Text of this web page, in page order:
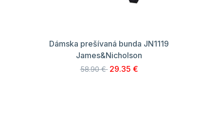
Dámska prešívaná bunda JN1119
James&Nicholson
58.90 € 29.35 €